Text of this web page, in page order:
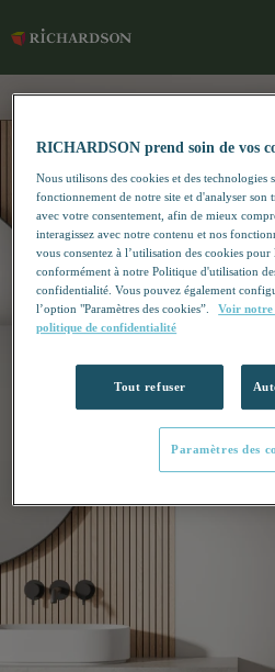
RICHARDSON prend soin de vos
Nous utilisons des cookies et des technologies
fonctionnement de notre site et d'analyser son
avec votre consentement, afin de mieux
interagissez avec notre contenu et nos
vous consentez à l’utilisation des cookies pour
conformément à notre Politique d'utilisation
confidentialité. Vous pouvez également
l’option "Paramètres des cookies”.
Voir notre
politique de confidentialité
Tout refuser
Paramètres des